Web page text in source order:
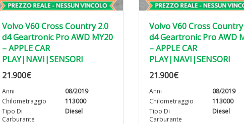
Volvo V60 Cross Country 2.0
d4 Geartronic Pro AWD MY20
– APPLE CAR
PLAY|NAVI|SENSORI
21.900€
Anni
08/2019
Chilometraggio
113000
Tipo Di
Carburante
Diesel
Volvo V60 Cross Country
d4 Geartronic Pro AWD
– APPLE CAR
PLAY|NAVI|SENSORI
21.900€
Anni
08/2019
Chilometraggio
113000
Tipo Di
Carburante
Diesel